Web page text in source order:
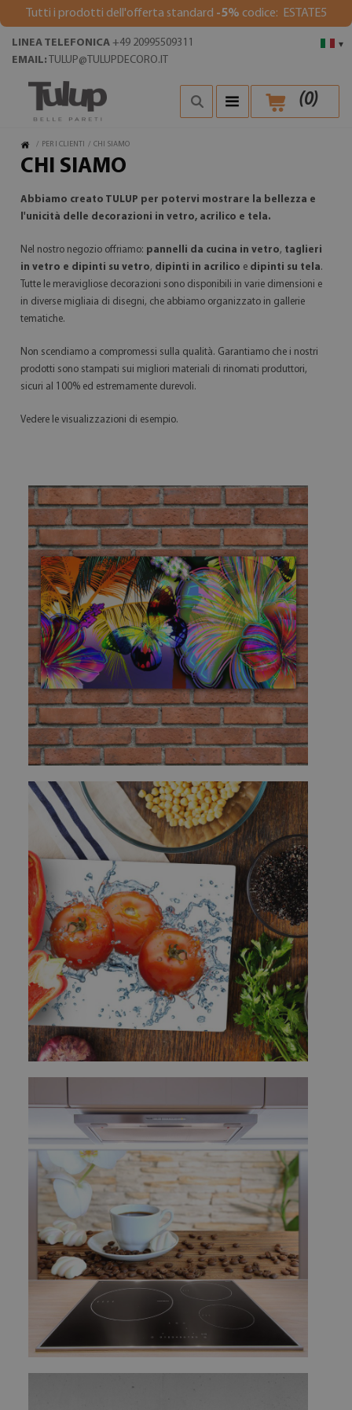
Tutti i prodotti dell'offerta standard -5% codice: ESTATE5
▾
LINEA TELEFONICA +49 20995509311
EMAIL: TULUP@TULUPDECORO.IT
(0)
/ PER I CLIENTI / CHI SIAMO
CHI SIAMO
Abbiamo creato TULUP per potervi mostrare la bellezza e
l'unicità delle decorazioni in vetro, acrilico e tela.
Nel nostro negozio offriamo: pannelli da cucina in vetro, taglieri
in vetro e dipinti su vetro, dipinti in acrilico e dipinti su tela.
Tutte le meravigliose decorazioni sono disponibili in varie dimensioni e
in diverse migliaia di disegni, che abbiamo organizzato in gallerie
tematiche.
Non scendiamo a compromessi sulla qualità. Garantiamo che i nostri
prodotti sono stampati sui migliori materiali di rinomati produttori,
sicuri al 100% ed estremamente durevoli.
Vedere le visualizzazioni di esempio.